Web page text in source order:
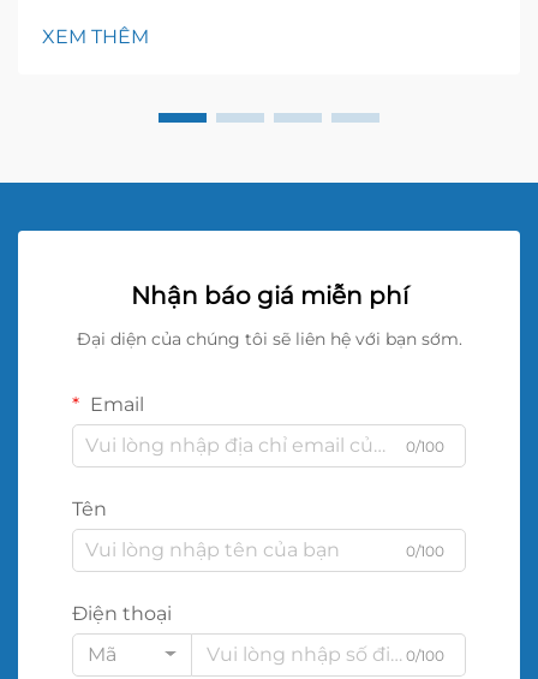
font-size: 20px !important; font-weight: 600; line-
height: ...}
XEM THÊM
Nhận báo giá miễn phí
Đại diện của chúng tôi sẽ liên hệ với bạn sớm.
Email
0/100
Tên
0/100
Điện thoại
Mã
0/100